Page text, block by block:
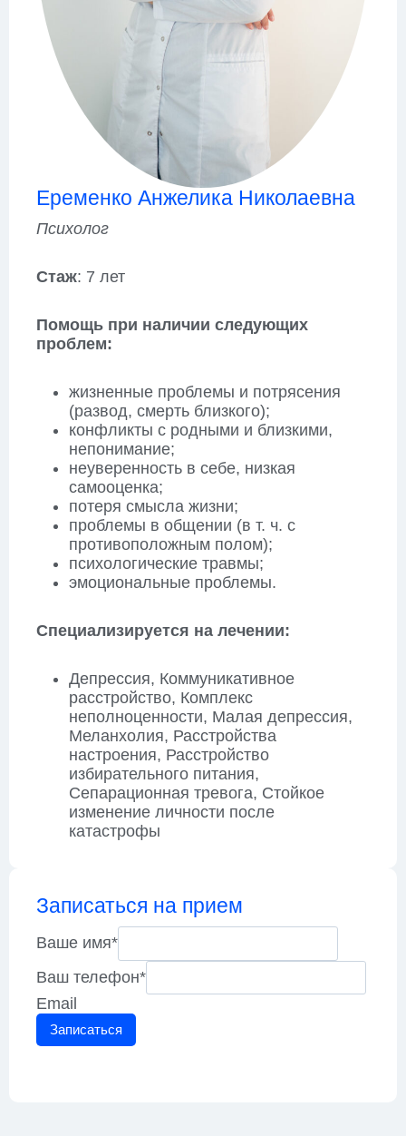
Еременко Анжелика Николаевна
Психолог
Стаж: 7 лет
Помощь при наличии следующих
проблем:
жизненные проблемы и потрясения
(развод, смерть близкого);
конфликты с родными и близкими,
непонимание;
неуверенность в себе, низкая
самооценка;
потеря смысла жизни;
проблемы в общении (в т. ч. с
противоположным полом);
психологические травмы;
эмоциональные проблемы.
Специализируется на лечении:
Депрессия, Коммуникативное
расстройство, Комплекс
неполноценности, Малая депрессия,
Меланхолия, Расстройства
настроения, Расстройство
избирательного питания,
Сепарационная тревога, Стойкое
изменение личности после
катастрофы
Записаться на прием
Ваше имя*
Ваш телефон*
Email
Записаться